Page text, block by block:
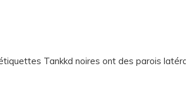
Tankkd noires ont des parois